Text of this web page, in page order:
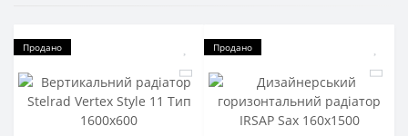
Продано Продано